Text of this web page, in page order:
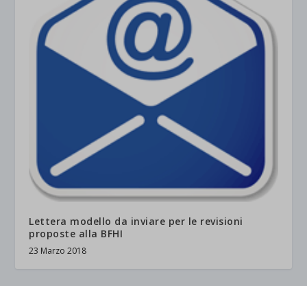
Lettera modello da inviare per le revisioni
proposte alla BFHI
23 Marzo 2018